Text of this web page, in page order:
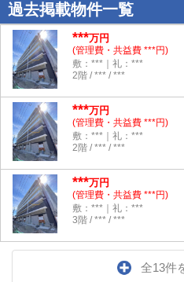
過去掲載物件一覧
***万円
(管理費・共益費 ***円)
敷：***｜礼：***
2階 / *** / ***
***万円
(管理費・共益費 ***円)
敷：***｜礼：***
2階 / *** / ***
***万円
(管理費・共益費 ***円)
敷：***｜礼：***
3階 / *** / ***
全13件